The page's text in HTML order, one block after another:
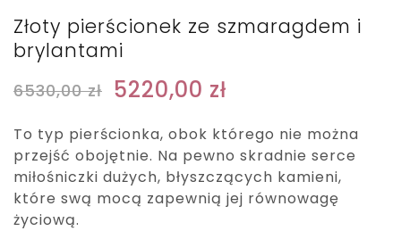
Złoty pierścionek ze szmaragdem i
brylantami
6530,00zł 5220,00 zł
To typ pierścionka, obok którego nie można
przejść obojętnie. Na pewno skradnie serce
miłośniczki dużych, błyszczących kamieni,
które swą mocą zapewnią jej równowagę
życiową.